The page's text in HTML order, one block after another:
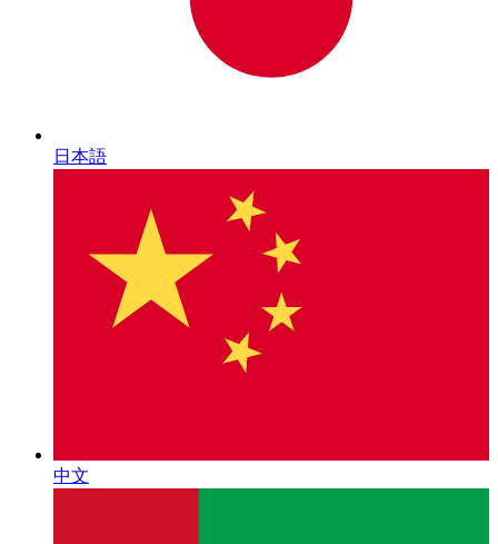
日本語
中文